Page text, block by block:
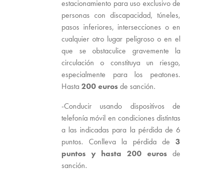
estacionamiento para uso exclusivo de
personas con discapacidad, túneles,
pasos inferiores, intersecciones o en
cualquier otro lugar peligroso o en el
que se obstaculice gravemente la
circulación o constituya un riesgo,
especialmente para los peatones.
Hasta200 eurosde sanción.
-Conducir usando dispositivos de
telefonía móvil en condiciones distintas
a las indicadas para la pérdida de 6
puntos. Conlleva la pérdida de 3
puntos y hasta 200 euros de
sanción.